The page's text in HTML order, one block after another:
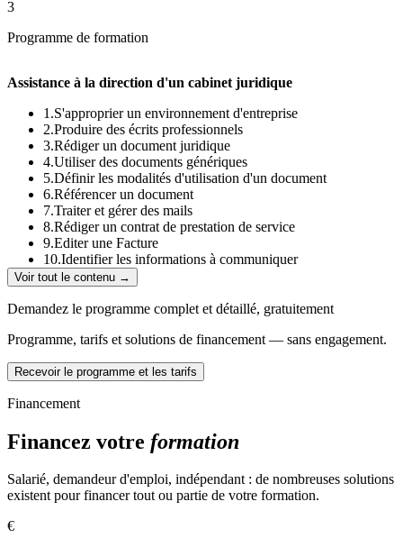
3
Programme de formation
Assistance à la direction d'un cabinet juridique
1.S'approprier un environnement d'entreprise
2.Produire des écrits professionnels
3.Rédiger un document juridique
4.Utiliser des documents génériques
5.Définir les modalités d'utilisation d'un document
6.Référencer un document
7.Traiter et gérer des mails
8.Rédiger un contrat de prestation de service
9.Editer une Facture
10.Identifier les informations à communiquer
11.Traiter l'information
12.Construire un support de communication
13.Cartographier les acteurs et le circuit de l'information
15.Tracer les informations
17.Accueillir un visiteur
19.Planifier les activités de l'équipe
21.S'organiser en équipe avec Trello
22.Faire de la veille juridique
23.Analyser et comprendre le droit
Suivi des opérations administratives et des ressources humaines
Voir tout le contenu →
Demandez le programme complet et détaillé, gratuitement
Programme, tarifs et solutions de financement — sans engagement.
Recevoir le programme et les tarifs
Financement
Financez votre formation
Salarié, demandeur d'emploi, indépendant : de nombreuses solutions
existent pour financer tout ou partie de votre formation.
€